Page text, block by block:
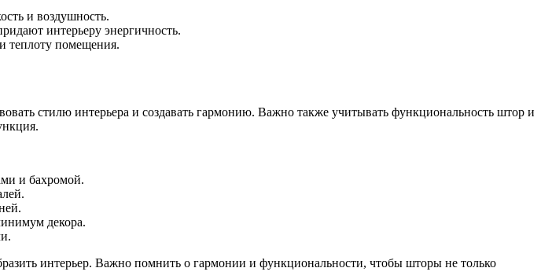
и воздушность.
интерьеру энергичность.
теплоту помещения.
стилю интерьера и создавать гармонию. Важно также учитывать функциональность штор и
и бахромой.
декора.
интерьер. Важно помнить о гармонии и функциональности, чтобы шторы не только